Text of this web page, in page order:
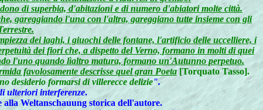
di superbia, d'abitazioni e di numero d'abiatori molte città.
gareggiando l'una con l'altra, gareggiano tutte insieme con gli
dei laghi, i giuochi delle fontane, l'artificio delle uccelliere, i
dei fiori che, a dispetto del Verno, formano in molti di quei
l'uno quando lìaltro matura, formano un'Autunno perpetuo.
favolosamente descrisse quel gran Poeta[Torquato Tasso].
desiderio formarsi di villerecce delizie".
ulteriori interferenze.
Weltanschauung storica dell'autore.